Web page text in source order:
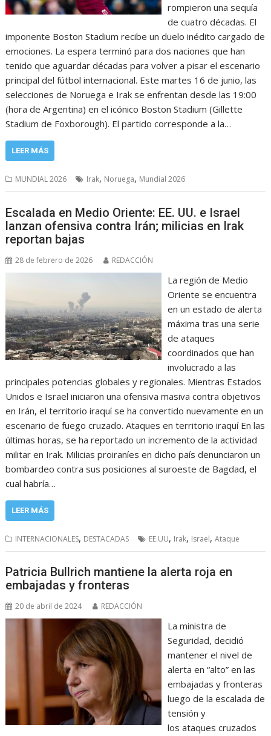
rompieron una sequía
de cuatro décadas. El
imponente Boston Stadium recibe un duelo inédito cargado de
emociones. La espera terminó para dos naciones que han
tenido que aguardar décadas para volver a pisar el escenario
principal del fútbol internacional. Este martes 16 de junio, las
selecciones de Noruega e Irak se enfrentan desde las 19:00
(hora de Argentina) en el icónico Boston Stadium (Gillette
Stadium de Foxborough). El partido corresponde a la…
LEER MÁS
MUNDIAL 2026 Irak, Noruega, Mundial 2026
Escalada en Medio Oriente: EE. UU. e Israel
lanzan ofensiva contra Irán; milicias en Irak
reportan bajas
28 de febrero de 2026 REDACCIÓN
La región de Medio
Oriente se encuentra
en un estado de alerta
máxima tras una serie
de ataques
coordinados que han
involucrado a las
principales potencias globales y regionales. Mientras Estados
Unidos e Israel iniciaron una ofensiva masiva contra objetivos
en Irán, el territorio iraquí se ha convertido nuevamente en un
escenario de fuego cruzado. Ataques en territorio iraquí En las
últimas horas, se ha reportado un incremento de la actividad
militar en Irak. Milicias proiraníes en dicho país denunciaron un
bombardeo contra sus posiciones al suroeste de Bagdad, el
cual habría…
LEER MÁS
INTERNACIONALES, DESTACADAS EE.UU, Irak, Israel,Ataque
Patricia Bullrich mantiene la alerta roja en
embajadas y fronteras
20 de abril de 2024 REDACCIÓN
La ministra de
Seguridad, decidió
mantener el nivel de
alerta en “alto” en las
embajadas y fronteras
luego de la escalada de
tensión y
los ataques cruzados